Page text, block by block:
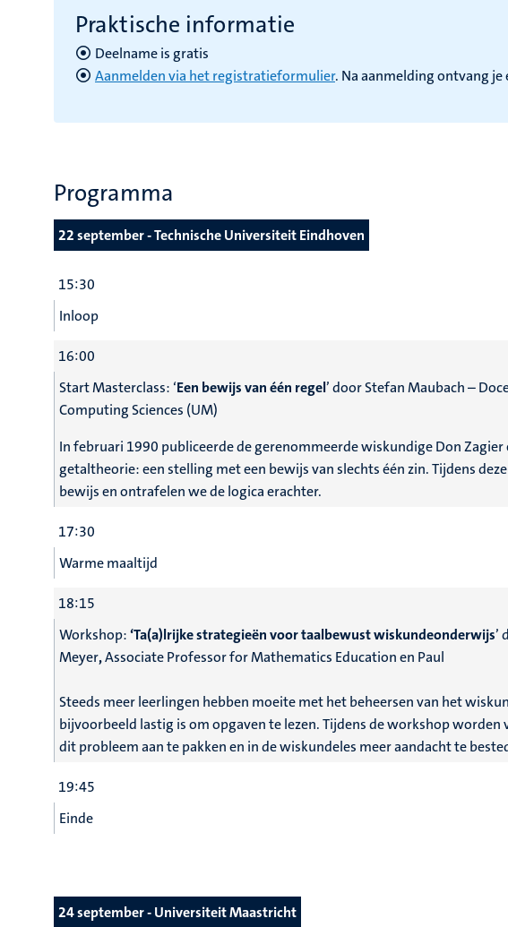
Praktische informatie
Deelname is gratis
Aanmelden via het registratieformulier. Na aanmelding ontvang
Programma
22 september - Technische Universiteit Eindhoven
15:30
Inloop
16:00
Start Masterclass: ‘Een bewijs van één regel’ door Stefan Maubach –
Computing Sciences (UM)
In februari 1990 publiceerde de gerenommeerde wiskundige Don
getaltheorie: een stelling met een bewijs van slechts één zin. Tijdens
bewijs en ontrafelen we de logica erachter.
17:30
Warme maaltijd
18:15
Workshop:‘Ta(a)lrijke strategieën voor taalbewust wiskundeonderwijs’
Meyer,Associate Professor for Mathematics Education en Paul
Steeds meer leerlingen hebben moeite met het beheersen van het
bijvoorbeeld lastig is om opgaven te lezen. Tijdens de workshop
dit probleem aan te pakken en in de wiskundeles meer aandacht te
19:45
Einde
24 september - Universiteit Maastricht